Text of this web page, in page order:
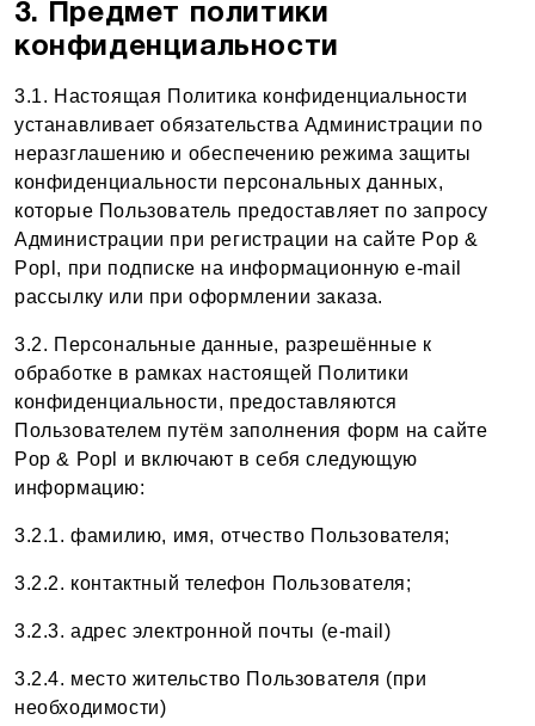
3. Предмет политики
конфиденциальности
3.1. Настоящая Политика конфиденциальности
устанавливает обязательства Администрации по
неразглашению и обеспечению режима защиты
конфиденциальности персональных данных,
которые Пользователь предоставляет по запросу
Администрации при регистрации на сайте Pop &
Popl, при подписке на информационную e-mail
рассылку или при оформлении заказа.
3.2. Персональные данные, разрешённые к
обработке в рамках настоящей Политики
конфиденциальности, предоставляются
Пользователем путём заполнения форм на сайте
Pop & Popl и включают в себя следующую
информацию:
3.2.1. фамилию, имя, отчество Пользователя;
3.2.2. контактный телефон Пользователя;
3.2.3. адрес электронной почты (e-mail)
3.2.4. место жительство Пользователя (при
необходимости)